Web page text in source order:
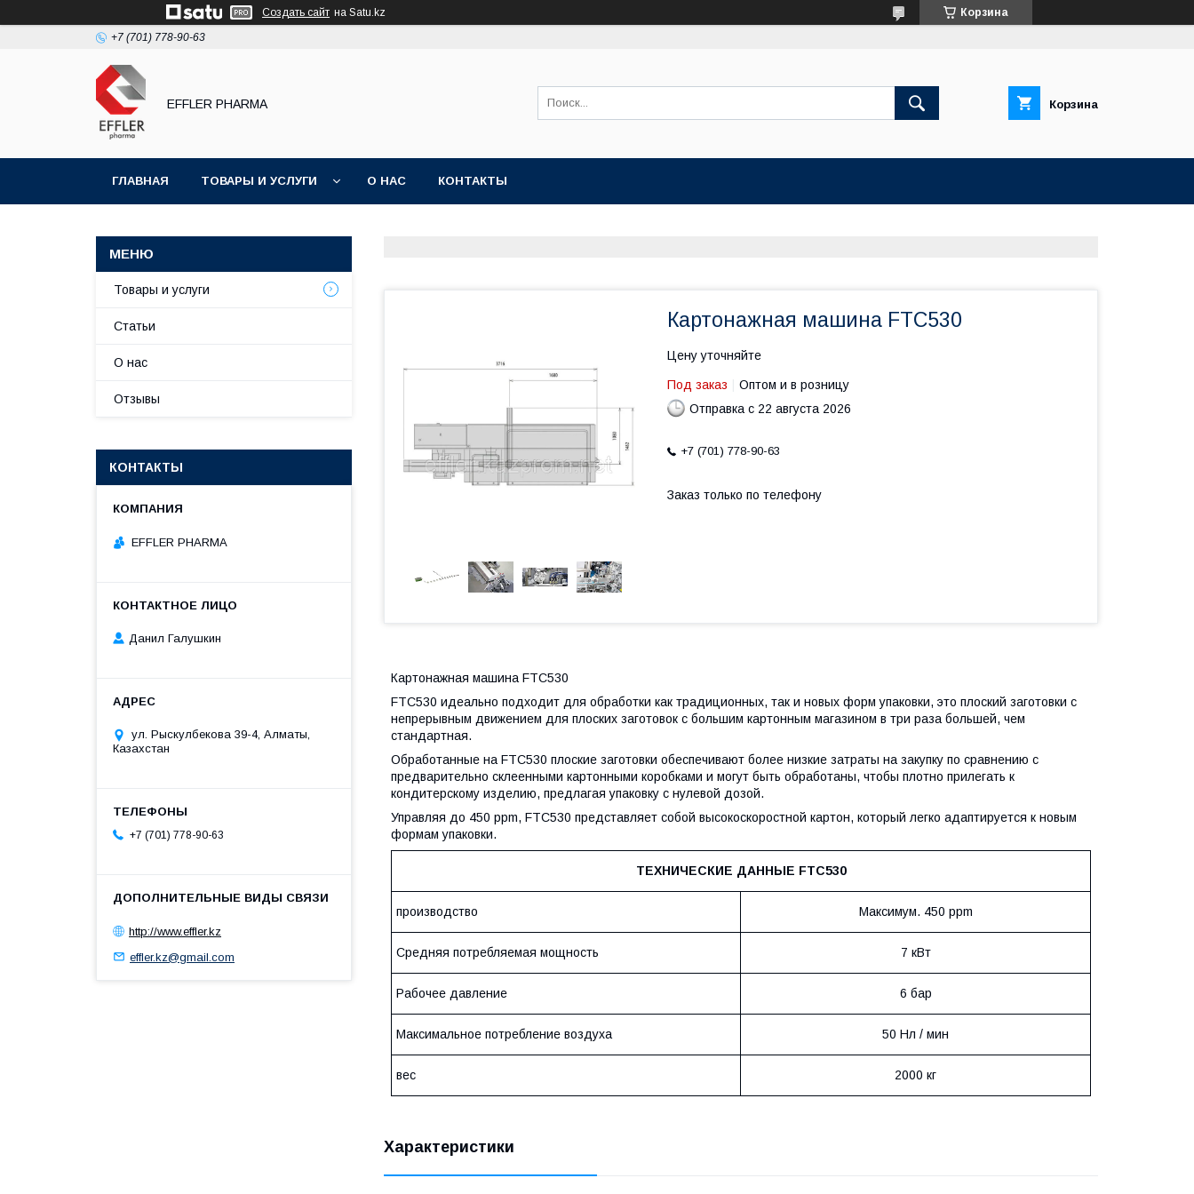
Создать сайт на Satu.kz Корзина
+7 (701) 778-90-63
EFFLER PHARMA Корзина
ГЛАВНАЯ ТОВАРЫ И УСЛУГИ О НАС КОНТАКТЫ
Картонажная машина FTC530
Цену уточняйте
Под заказ
Оптом и в розницу
Отправка с 22 августа 2026
+7 (701) 778-90-63
Заказ только по телефону
Картонажная машина FTC530
FTC530 идеально подходит для обработки как традиционных, так и новых форм упаковки, это плоский заготовки с
непрерывным движением для плоских заготовок с большим картонным магазином в три раза большей, чем
стандартная.
Обработанные на FTC530 плоские заготовки обеспечивают более низкие затраты на закупку по сравнению с
предварительно склеенными картонными коробками и могут быть обработаны, чтобы плотно прилегать к
кондитерскому изделию, предлагая упаковку с нулевой дозой.
Управляя до 450 ppm, FTC530 представляет собой высокоскоростной картон, который легко адаптируется к новым
формам упаковки.
ТЕХНИЧЕСКИЕ ДАННЫЕ FTC530
производство Максимум. 450 ppm
Средняя потребляемая мощность 7 кВт
Рабочее давление 6 бар
Максимальное потребление воздуха 50 Нл / мин
вес 2000 кг
Характеристики
Товары и услуги
Статьи
О нас
Отзывы
КОНТАКТЫ
EFFLER PHARMA
Данил Галушкин
ул. Рыскулбекова 39-4, Алматы,
Казахстан
+7 (701) 778-90-63
http://www.effler.kz
effler.kz@gmail.com